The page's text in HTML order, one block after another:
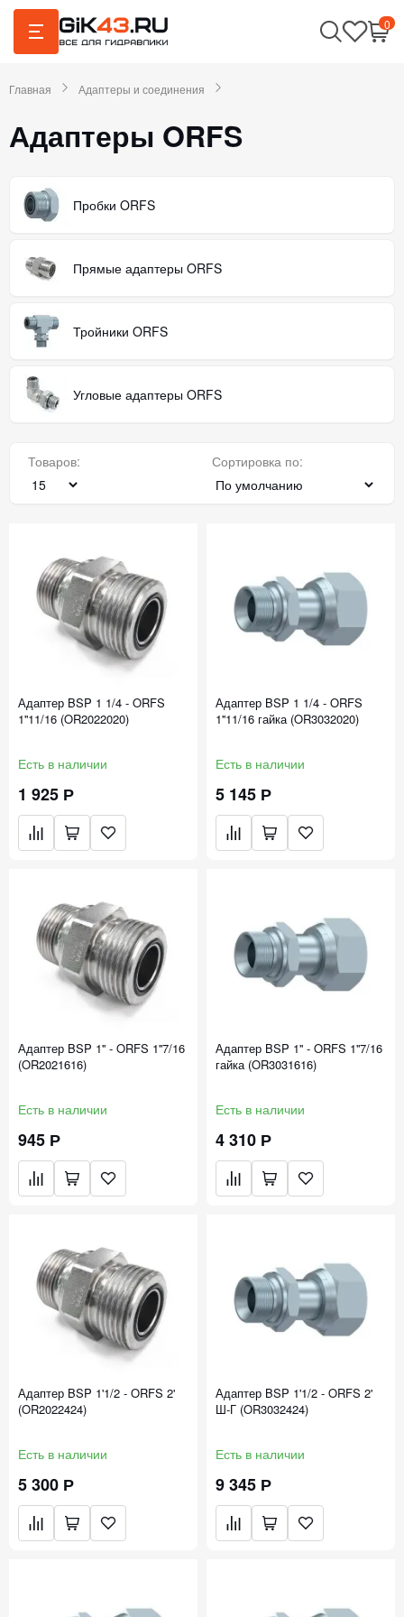
0
Главная Адаптеры и соединения
Адаптеры ORFS
Пробки ORFS
Прямые адаптеры ORFS
Тройники ORFS
Угловые адаптеры ORFS
Товаров: Сортировка по:
Адаптер BSP 1 1/4 - ORFS
1''11/16 (OR2022020)
Есть в наличии
1 925 Р
Адаптер BSP 1 1/4 - ORFS
1''11/16 гайка (OR3032020)
Есть в наличии
5 145 Р
Адаптер BSP 1'' - ORFS 1''7/16
(OR2021616)
Есть в наличии
945 Р
Адаптер BSP 1'' - ORFS 1''7/16
гайка (OR3031616)
Есть в наличии
4 310 Р
Адаптер BSP 1'1/2 - ORFS 2'
(OR2022424)
Есть в наличии
5 300 Р
Адаптер BSP 1'1/2 - ORFS 2'
Ш-Г (OR3032424)
Есть в наличии
9 345 Р